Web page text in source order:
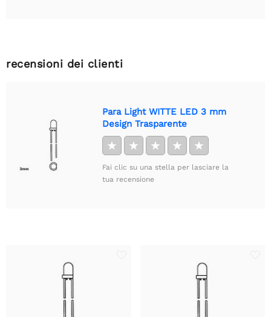
recensioni dei clienti
Para Light WITTE LED 3 mm
Design Trasparente
★ ★ ★ ★ ★
Fai clic su una stella per lasciare la
tua recensione